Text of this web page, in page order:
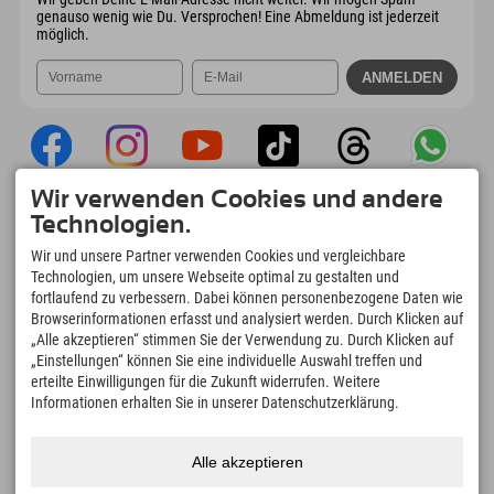
genauso wenig wie Du. Versprochen! Eine Abmeldung ist jederzeit
möglich.
Explorer App
Upload Deiner #ExplorerMoments, Mein
Explorer To Go mit Buchungsübersicht,
Bucketlist, Restaurantübersicht uvm. Jetzt
downloaden!
Zeit für Explorer Moments
166 4.634km
Pisten zum Skifahren und
97
Wir verwenden Cookies und andere
Technologien.
Wir und unsere Partner verwenden Cookies und vergleichbare
Technologien, um unsere Webseite optimal zu gestalten und
fortlaufend zu verbessern. Dabei können personenbezogene Daten wie
Browserinformationen erfasst und analysiert werden. Durch Klicken auf
„Alle akzeptieren“ stimmen Sie der Verwendung zu. Durch Klicken auf
„Einstellungen“ können Sie eine individuelle Auswahl treffen und
erteilte Einwilligungen für die Zukunft widerrufen. Weitere
Informationen erhalten Sie in unserer Datenschutzerklärung.
Alle akzeptieren